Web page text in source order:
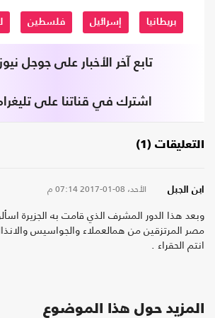
بريطانيا إسرائيل فلسطين
تابع آخر الأخبار على جوجل نيوز
اشترك في قناتنا على
التعليقات (1)
ابن الجبل الأحد، 08-01-2017 07:14 م
وبعد هذا الدور المشرف الذي قامت به الجزيرة
مصر المرتزقين من همالعملاء والجواسيس
انتم الحقراء .
المزيد حول هذا الموضوع